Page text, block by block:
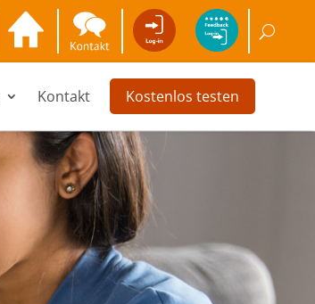
Kontakt Kostenlos testen